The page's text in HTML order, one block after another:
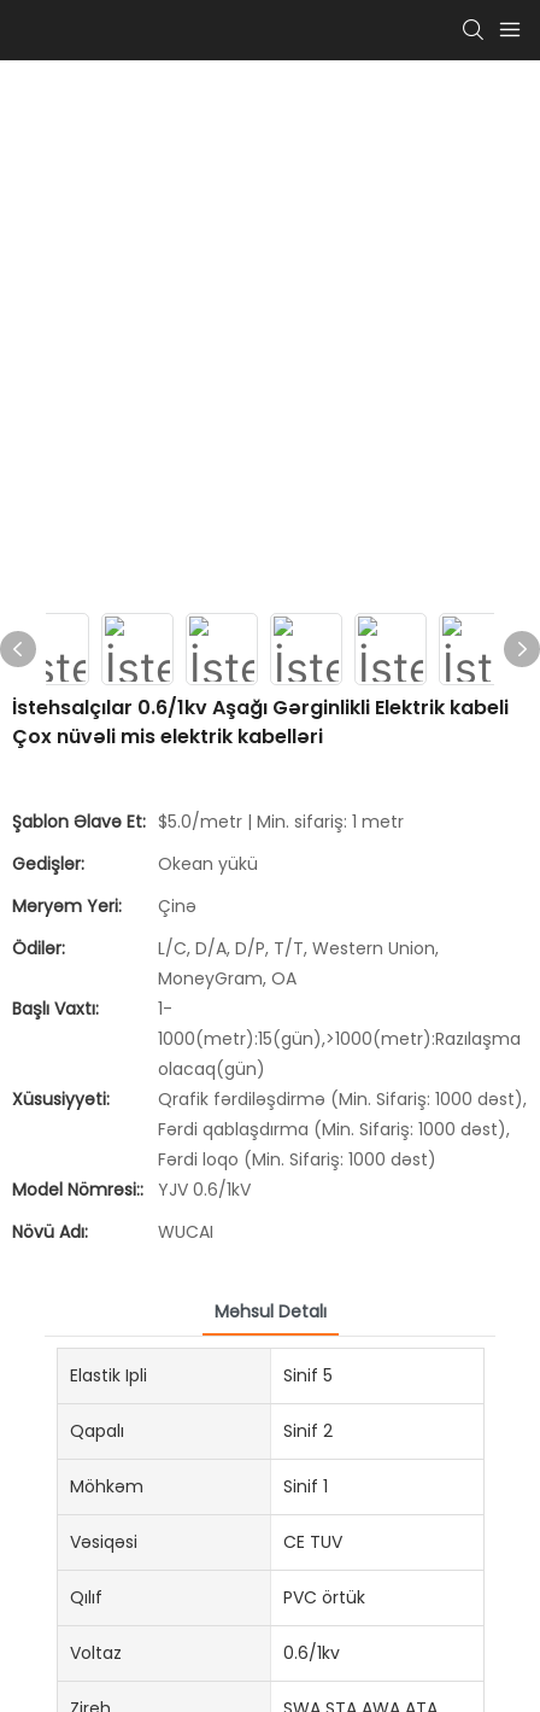
İstehsalçılar 0.6/1kv Aşağı Gərginlikli Elektrik kabeli
Çox nüvəli mis elektrik kabelləri
Şablon Əlavə Et: $5.0/metr | Min. sifariş: 1 metr
Gedişlər:
Okean yükü
Məryəm Yeri:
Çinə
Ödilər:
L/C, D/A, D/P, T/T, Western Union,
MoneyGram, OA
Başlı Vaxtı:
1-
1000(metr):15(gün),>1000(metr):Razılaşma
olacaq(gün)
Xüsusiyyəti:
Qrafik fərdiləşdirmə (Min. Sifariş: 1000 dəst),
Fərdi qablaşdırma (Min. Sifariş: 1000 dəst),
Fərdi loqo (Min. Sifariş: 1000 dəst)
Model Nömrəsi:: YJV 0.6/1kV
Növü Adı:
WUCAI
Məhsul Detalı
Elastik Ipli Sinif 5
Qapalı Sinif 2
Möhkəm Sinif 1
Vəsiqəsi CE TUV
Qılıf PVC örtük
Voltaz 0.6/1kv